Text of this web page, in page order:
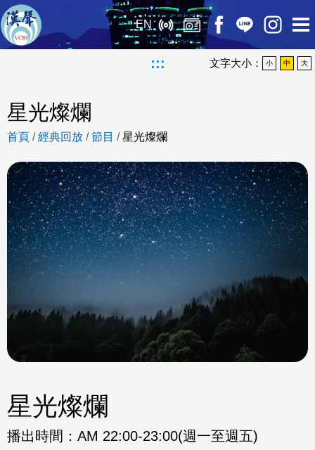
EN
::: 文字大小： 小 中 大
星光燦爛
首頁 /經典回放 /節目 /星光燦爛
星光燦爛
播出時間： AM 22:00-23:00(週一至週五)